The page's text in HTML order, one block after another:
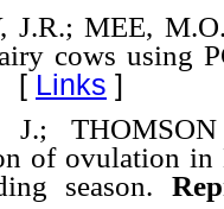
J.R.; MEE,
cows using
Links ]
J.;
of ovulation
season.